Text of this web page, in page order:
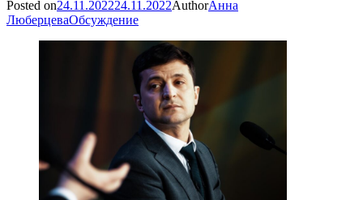
Posted on24.11.202224.11.2022AuthorАнна
ЛюберцеваОбсуждение